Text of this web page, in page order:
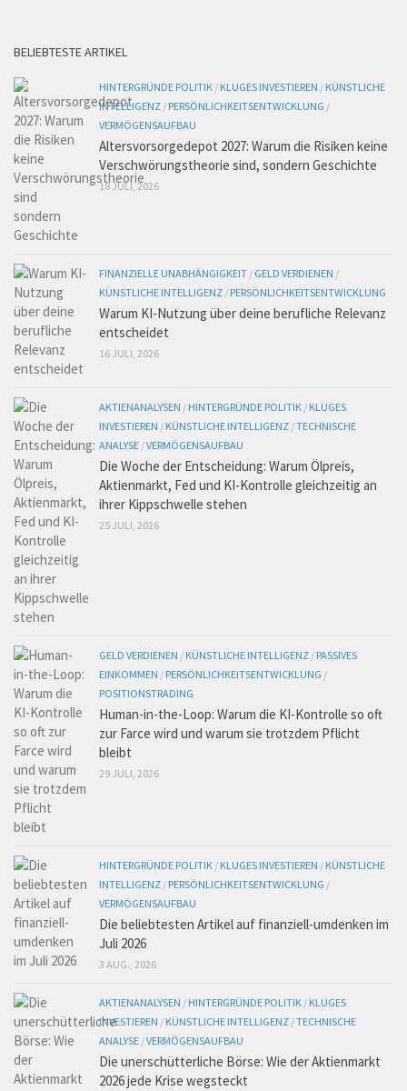
BELIEBTESTE ARTIKEL
HINTERGRÜNDE POLITIK / KLUGES INVESTIEREN / KÜNSTLICHE
INTELLIGENZ / PERSÖNLICHKEITSENTWICKLUNG /
VERMÖGENSAUFBAU
Altersvorsorgedepot 2027: Warum die Risiken keine
Verschwörungstheorie sind, sondern Geschichte
18 JULI, 2026
FINANZIELLE UNABHÄNGIGKEIT / GELD VERDIENEN /
KÜNSTLICHE INTELLIGENZ / PERSÖNLICHKEITSENTWICKLUNG
Warum KI-Nutzung über deine berufliche Relevanz
entscheidet
16 JULI, 2026
AKTIENANALYSEN / HINTERGRÜNDE POLITIK / KLUGES
INVESTIEREN / KÜNSTLICHE INTELLIGENZ /TECHNISCHE
ANALYSE /VERMÖGENSAUFBAU
Die Woche der Entscheidung: Warum Ölpreis,
Aktienmarkt, Fed und KI-Kontrolle gleichzeitig an
ihrer Kippschwelle stehen
25 JULI, 2026
GELD VERDIENEN / KÜNSTLICHE INTELLIGENZ / PASSIVES
EINKOMMEN / PERSÖNLICHKEITSENTWICKLUNG /
POSITIONSTRADING
Human-in-the-Loop: Warum die KI-Kontrolle so oft
zur Farce wird und warum sie trotzdem Pflicht
bleibt
29 JULI, 2026
HINTERGRÜNDE POLITIK / KLUGES INVESTIEREN / KÜNSTLICHE
INTELLIGENZ / PERSÖNLICHKEITSENTWICKLUNG /
VERMÖGENSAUFBAU
Die beliebtesten Artikel auf finanziell-umdenken im
Juli 2026
3 AUG., 2026
AKTIENANALYSEN / HINTERGRÜNDE POLITIK / KLUGES
INVESTIEREN / KÜNSTLICHE INTELLIGENZ /TECHNISCHE
ANALYSE /VERMÖGENSAUFBAU
Die unerschütterliche Börse: Wie der Aktienmarkt
2026 jede Krise wegsteckt